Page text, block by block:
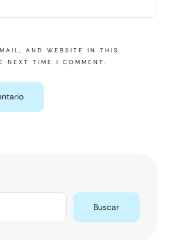
AND WEBSITE IN THIS
NEXT TIME I COMMENT.
Buscar